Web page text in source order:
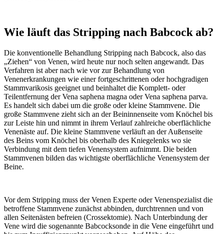
Wie läuft das Stripping nach Babcock ab?
Die konventionelle Behandlung Stripping nach Babcock, also das
„Ziehen“ von Venen, wird heute nur noch selten angewandt. Das
Verfahren ist aber nach wie vor zur Behandlung von
Venenerkrankungen wie einer fortgeschrittenen oder hochgradigen
Stammvarikosis geeignet und beinhaltet die Komplett- oder
Teilentfernung der Vena saphena magna oder Vena saphena parva.
Es handelt sich dabei um die große oder kleine Stammvene. Die
große Stammvene zieht sich an der Beininnenseite vom Knöchel bis
zur Leiste hin und nimmt in ihrem Verlauf zahlreiche oberflächliche
Venenäste auf. Die kleine Stammvene verläuft an der Außenseite
des Beins vom Knöchel bis oberhalb des Kniegelenks wo sie
Verbindung mit dem tiefen Venensystem aufnimmt. Die beiden
Stammvenen bilden das wichtigste oberflächliche Venensystem der
Beine.
Vor dem Stripping muss der Venen Experte oder Venenspezialist die
betroffene Stammvene zunächst abbinden, durchtrennen und von
allen Seitenästen befreien (Crossektomie). Nach Unterbindung der
Vene wird die sogenannte Babcocksonde in die Vene eingeführt und